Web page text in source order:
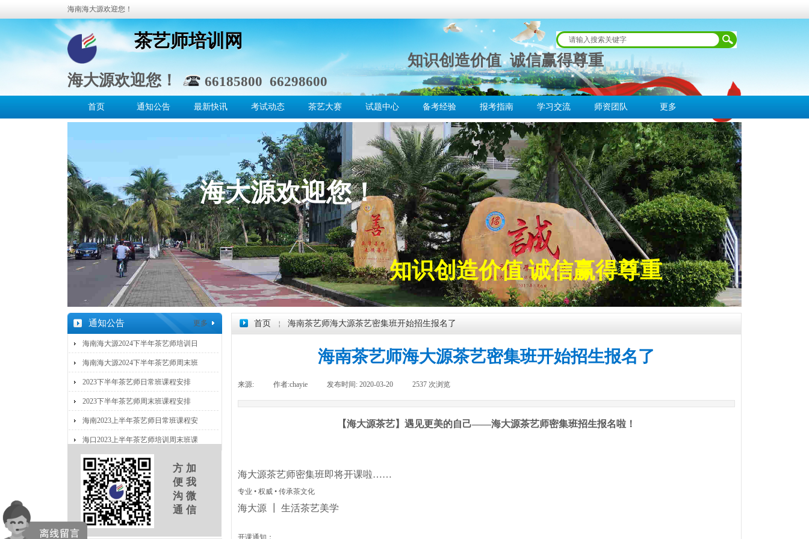
海南海大源欢迎您！
首页 通知公告 最新快讯 考试动态 茶艺大赛 试题中心 备考经验 报考指南 学习交流 师资团队 更多
茶艺师培训网
茶艺师培训网
知识创造价值 诚信赢得尊重
海大源欢迎您！
66185800 66298600
海大源欢迎您！
知识创造价值 诚信赢得尊重
通知公告 更多 首页 ￤ 海南茶艺师海大源茶艺密集班开始招生报名了
海南茶艺师海大源茶艺密集班开始招生报名了
来源: 作者:chayie 发布时间: 2020-03-20 2537 次浏览
【海大源茶艺】遇见更美的自己——海大源茶艺师密集班招生报名啦！
海大源茶艺师密集班即将开课啦……
专业 • 权威 • 传承茶文化
海大源 ┃ 生活茶艺美学
开课通知：
海南海大源2024下半年茶艺师培训日
海南海大源2024下半年茶艺师周末班
2023下半年茶艺师日常班课程安排
2023下半年茶艺师周末班课程安排
海南2023上半年茶艺师日常班课程安
海口2023上半年茶艺师培训周末班课
方 加
便 我
沟 微
通 信